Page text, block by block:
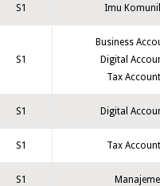
S1 Imu
S1
Business
Digital
Tax
S1 Digital
S1 Tax
S1